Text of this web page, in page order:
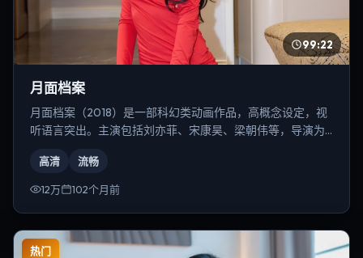
99:22
月面档案
月面档案（2018）是一部科幻类动画作品，高概念设定，视
听语言突出。主演包括刘亦菲、宋康昊、梁朝伟等，导演为
高清 流畅
12万 102个月前
热门